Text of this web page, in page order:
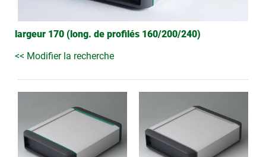
largeur 170 (long. de profilés 160/200/240)
<< Modifier la recherche